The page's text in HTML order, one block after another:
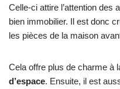
Celle-ci attire l’attention des
bien immobilier. Il est donc
les pièces de la maison
Cela offre plus de charme à
d’espace. Ensuite, il est